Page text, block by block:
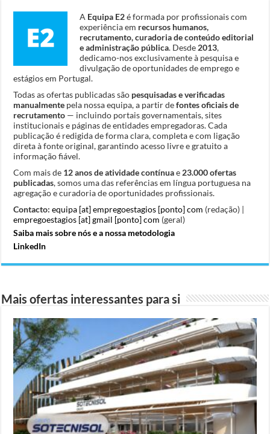
A Equipa E2é formada por profissionais com
experiência em recursos humanos,
recrutamento, curadoria de conteúdo editorial
e administração pública. Desde 2013,
dedicamo-nos exclusivamente à pesquisa e
divulgação de oportunidades de emprego e
estágios em Portugal.
Todas as ofertas publicadas são pesquisadas e verificadas
manualmente pela nossa equipa, a partir defontes oficiais de
recrutamento — incluindo portais governamentais, sites
institucionais e páginas de entidades empregadoras. Cada
publicação é redigida de forma clara, completa e com ligação
direta à fonte original, garantindo acesso livre e gratuito a
informação fiável.
Com mais de 12 anos de atividade contínuae 23.000 ofertas
publicadas, somos uma das referências em língua portuguesa na
agregação e curadoria de oportunidades profissionais.
Contacto: equipa [at] empregoestagios [ponto] com (redação) |
empregoestagios [at] gmail [ponto] com (geral)
Saiba mais sobre nós e a nossa metodologia
LinkedIn
Mais ofertas interessantes para si